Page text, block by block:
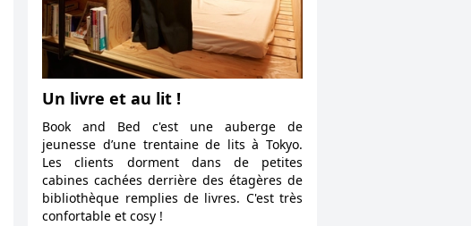
Un livre et au lit !
Book and Bed c'est une auberge de
jeunesse d’une trentaine de lits à Tokyo.
Les clients dorment dans de petites
cabines cachées derrière des étagères de
bibliothèque remplies de livres. C'est très
confortable et cosy !